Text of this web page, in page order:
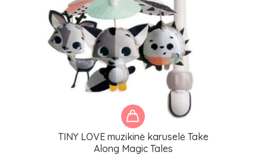
TINY LOVE muzikinė karuselė Take
Along Magic Tales